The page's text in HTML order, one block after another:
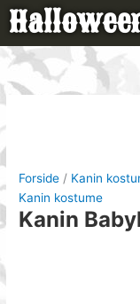
Gå
indholdet
Forside / Kanin
Kanin kostume
Kanin